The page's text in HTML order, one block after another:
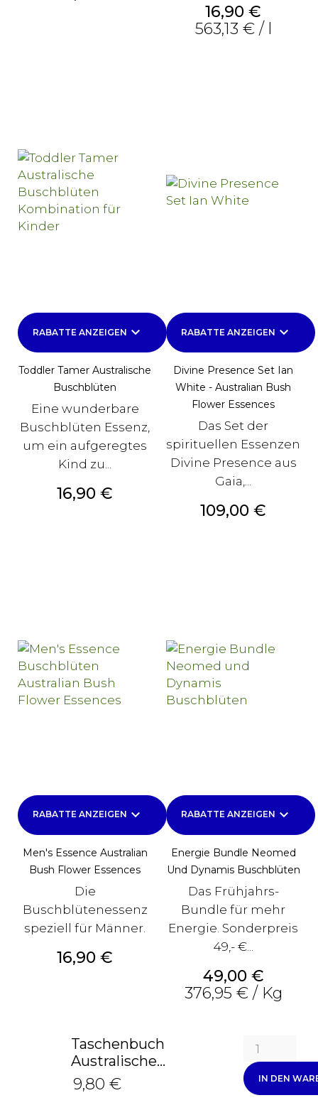
Preis
16,90 €
563,13 € / l
RABATTE ANZEIGEN keyboard_arrow_down
Toddler Tamer Australische
Buschblüten
Eine wunderbare
Buschblüten Essenz,
um ein aufgeregtes
Kind zu...
Preis
16,90 €
RABATTE ANZEIGEN keyboard_arrow_down
Divine Presence Set Ian
White - Australian Bush
Flower Essences
Das Set der
spirituellen Essenzen
Divine Presence aus
Gaia,...
Preis
109,00 €
RABATTE ANZEIGEN keyboard_arrow_down
Men's Essence Australian
Bush Flower Essences
Die
Buschblütenessenz
speziell für Männer.
Preis
16,90 €
RABATTE ANZEIGEN keyboard_arrow_down
Energie Bundle Neomed
Und Dynamis Buschblüten
Das Frühjahrs-
Bundle für mehr
Energie. Sonderpreis
49,- €...
Preis
49,00 €
376,95 € / Kg
Taschenbuch
Australische...
9,80 € IN DEN